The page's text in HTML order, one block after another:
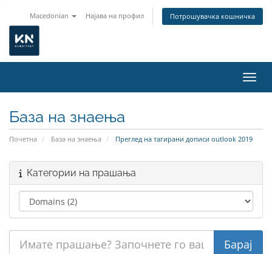
Macedonian Најава на профил Потрошувачка кошничка
База на знаења
Почетна База на знаења Преглед на тагирани дописи outlook 2019
Категории на прашања